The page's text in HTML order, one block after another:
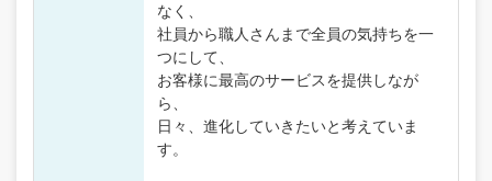
なく、
社員から職人さんまで全員の気持ちを一
つにして、
お客様に最高のサービスを提供しなが
ら、
日々、進化していきたいと考えていま
す。